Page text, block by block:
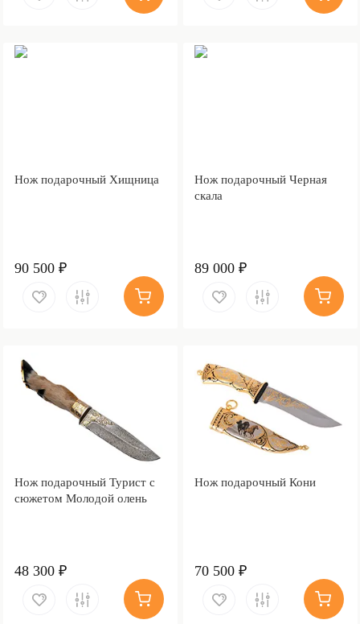
Нож подарочный Хищница
90 500 ₽
Нож подарочный Черная
скала
89 000 ₽
Нож подарочный Турист с
сюжетом Молодой олень
48 300 ₽
Нож подарочный Кони
70 500 ₽